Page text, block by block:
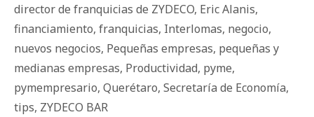
director de franquicias de ZYDECO, Eric Alanis,
financiamiento, franquicias, Interlomas, negocio,
nuevos negocios, Pequeñas empresas, pequeñas y
medianas empresas, Productividad, pyme,
pymempresario, Querétaro, Secretaría de Economía,
tips, ZYDECO BAR